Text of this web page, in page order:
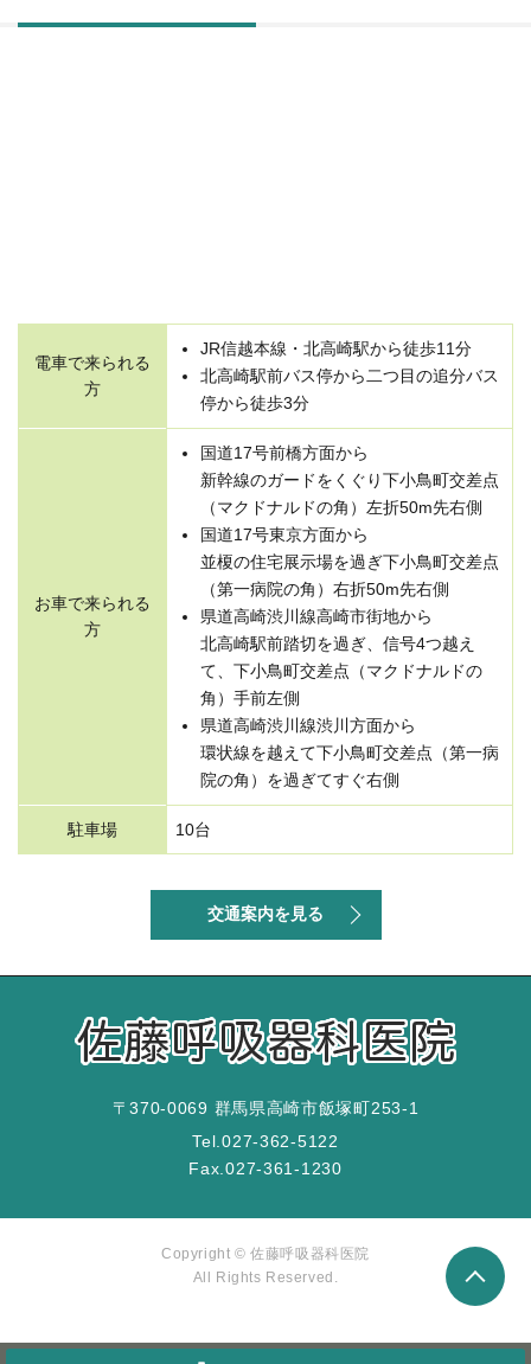
電車で来られる
方
JR信越本線・北高崎駅から徒歩11分
北高崎駅前バス停から二つ目の追分バス
停から徒歩3分
お車で来られる
方
国道17号前橋方面から
新幹線のガードをくぐり下小鳥町交差点
（マクドナルドの角）左折50m先右側
国道17号東京方面から
並榎の住宅展示場を過ぎ下小鳥町交差点
（第一病院の角）右折50m先右側
県道高崎渋川線高崎市街地から
北高崎駅前踏切を過ぎ、信号4つ越え
て、下小鳥町交差点（マクドナルドの
角）手前左側
県道高崎渋川線渋川方面から
環状線を越えて下小鳥町交差点（第一病
院の角）を過ぎてすぐ右側
駐車場 10台
交通案内を見る
〒370-0069 群馬県高崎市飯塚町253-1
Tel.027-362-5122
Fax.027-361-1230
Copyright © 佐藤呼吸器科医院
All Rights Reserved.